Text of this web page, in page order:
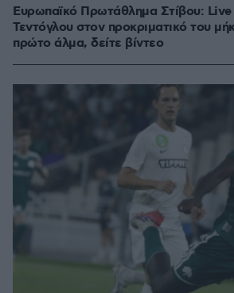
Ευρωπαϊκό Πρωτάθλημα Στίβου:
Τεντόγλου στον προκριματικό του
πρώτο άλμα, δείτε βίντεο